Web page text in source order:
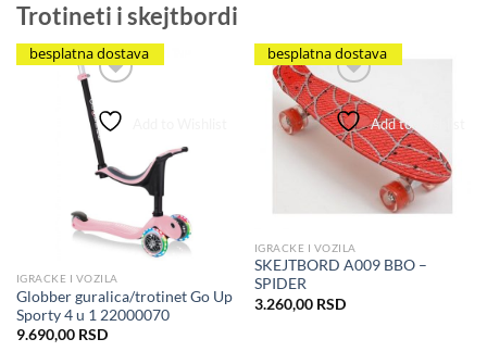
Trotineti i skejtbordi
besplatna dostava
IGRACKE I VOZILA
Globber guralica/trotinet Go Up
Sporty 4 u 1 22000070
9.690,00 RSD
besplatna dostava
Add to Wishlist
IGRACKE I VOZILA
SKEJTBORD A009 BBO –
SPIDER
3.260,00 RSD